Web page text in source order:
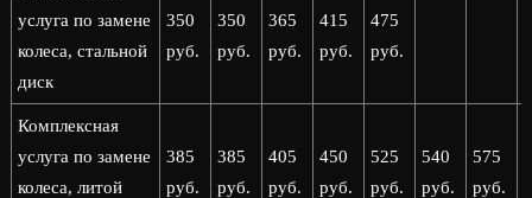
услуга по замене
колеса, стальной
диск
350
руб.
350
руб.
365
руб.
415
руб.
475
руб.
Комплексная
услуга по замене
колеса, литой
385
руб.
385
руб.
405
руб.
450
руб.
525
руб.
540
руб.
575
руб.